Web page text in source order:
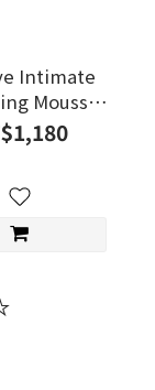
Intimate
Mousse